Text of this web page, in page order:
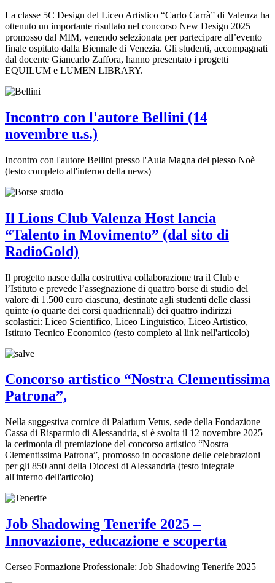
La classe 5C Design del Liceo Artistico “Carlo Carrà” di Valenza ha
ottenuto un importante risultato nel concorso New Design 2025
promosso dal MIM, venendo selezionata per partecipare all’evento
finale ospitato dalla Biennale di Venezia. Gli studenti, accompagnati
dal docente Giancarlo Zaffora, hanno presentato i progetti
EQUILUM e LUMEN LIBRARY.
Incontro con l'autore Bellini (14
novembre u.s.)
Incontro con l'autore Bellini presso l'Aula Magna del plesso Noè
(testo completo all'interno della news)
Il Lions Club Valenza Host lancia
“Talento in Movimento” (dal sito di
RadioGold)
Il progetto nasce dalla costruttiva collaborazione tra il Club e
l’Istituto e prevede l’assegnazione di quattro borse di studio del
valore di 1.500 euro ciascuna, destinate agli studenti delle classi
quinte (o quarte dei corsi quadriennali) dei quattro indirizzi
scolastici: Liceo Scientifico, Liceo Linguistico, Liceo Artistico,
Istituto Tecnico Economico (testo completo al link nell'articolo)
Concorso artistico “Nostra Clementissima
Patrona”,
Nella suggestiva cornice di Palatium Vetus, sede della Fondazione
Cassa di Risparmio di Alessandria, si è svolta il 12 novembre 2025
la cerimonia di premiazione del concorso artistico “Nostra
Clementissima Patrona”, promosso in occasione delle celebrazioni
per gli 850 anni della Diocesi di Alessandria (testo integrale
all'interno dell'articolo)
Job Shadowing Tenerife 2025 –
Innovazione, educazione e scoperta
Cerseo Formazione Professionale: Job Shadowing Tenerife 2025